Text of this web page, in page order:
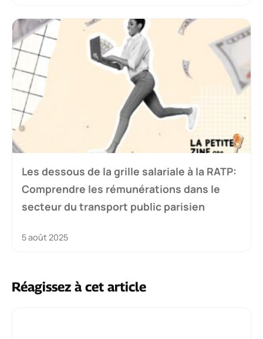
Les dessous de la grille salariale à la RATP:
Comprendre les rémunérations dans le
secteur du transport public parisien
5 août 2025
Réagissez à cet article